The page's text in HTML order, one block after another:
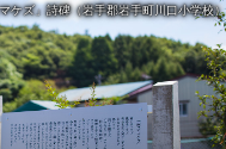
マケズ」詩碑（岩手郡岩手町川口小学校）